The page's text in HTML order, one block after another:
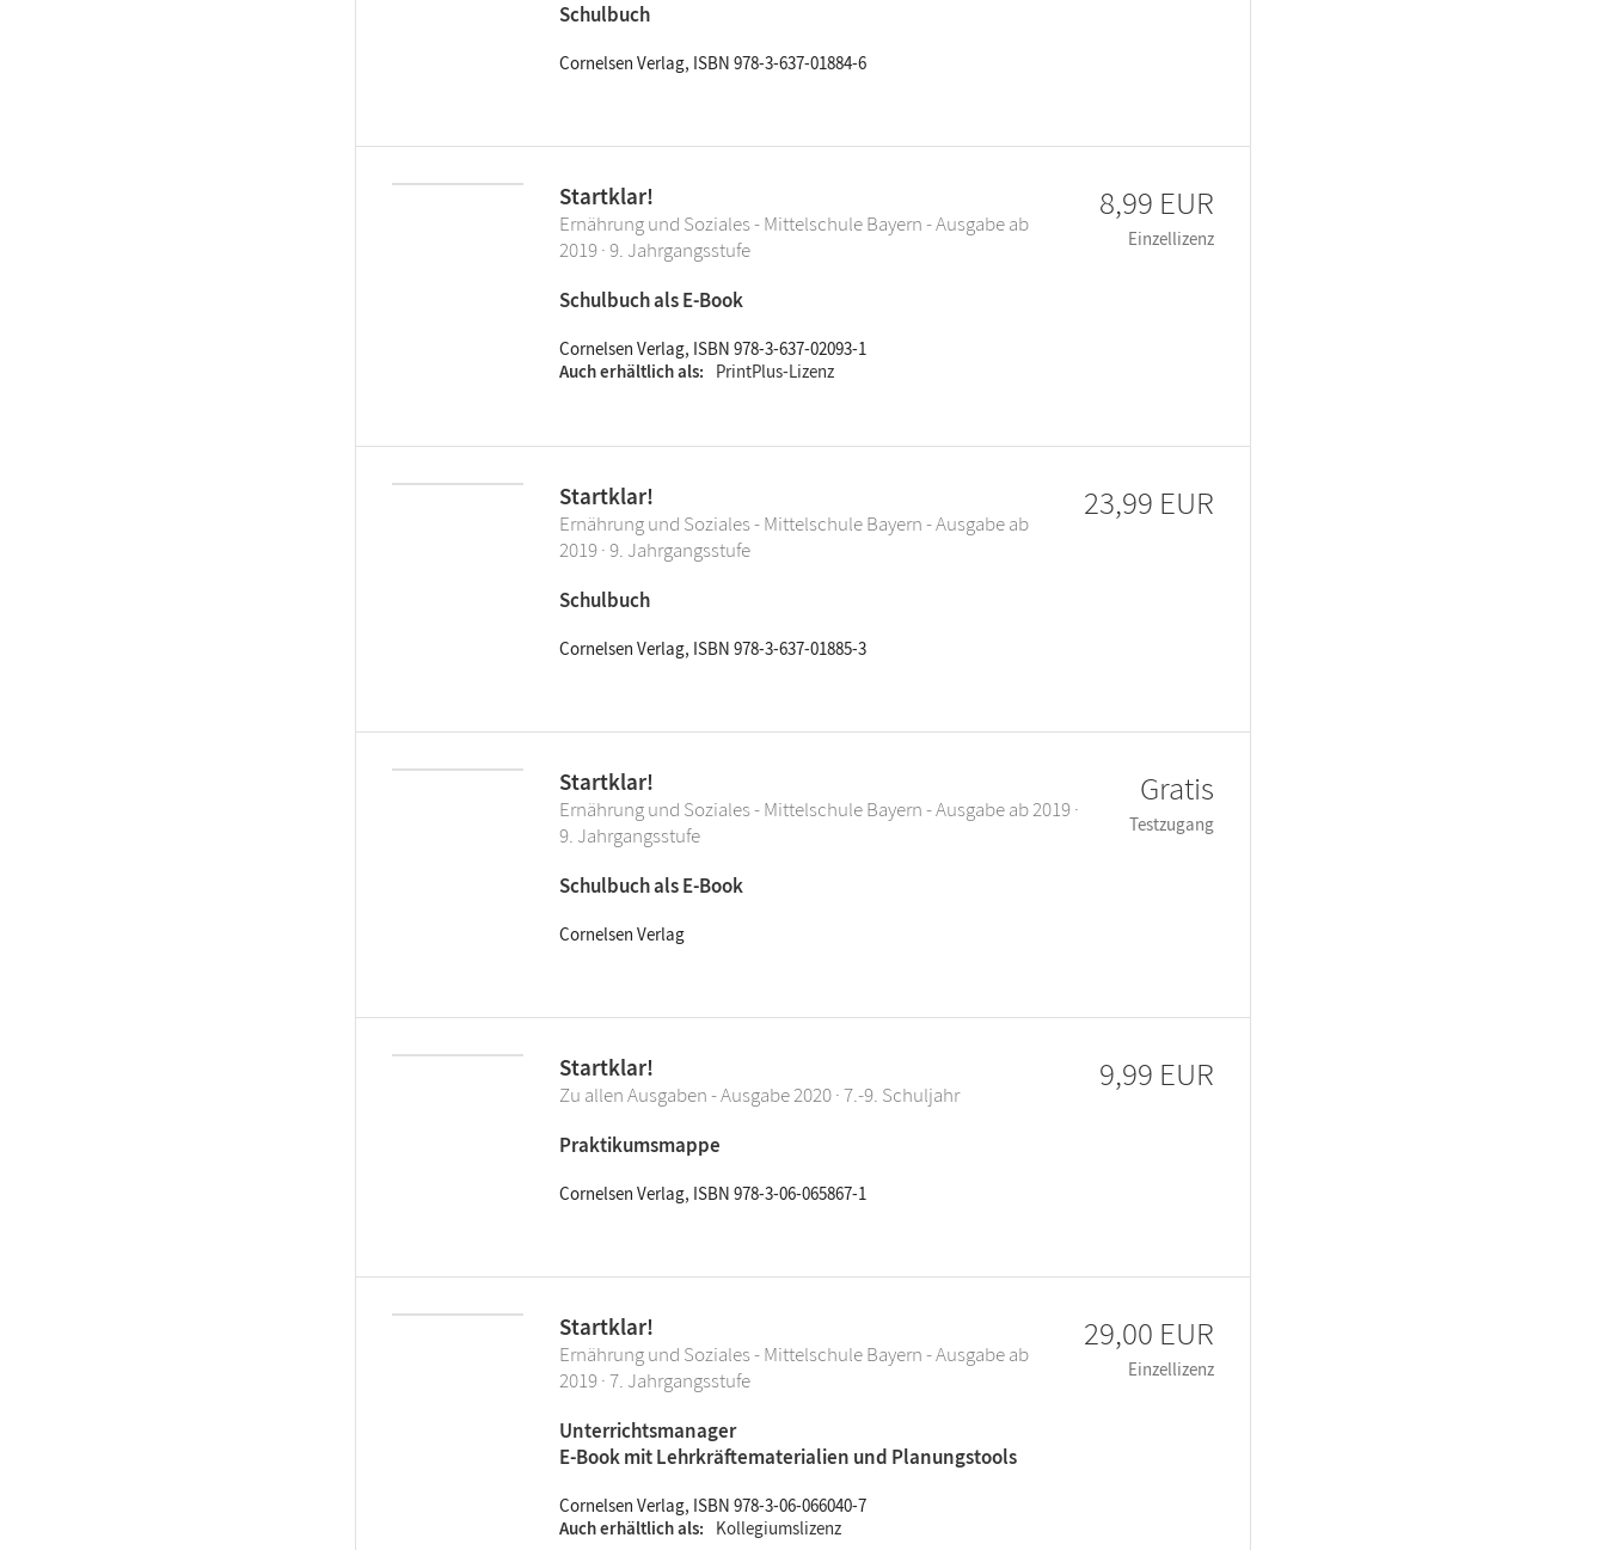
Schulbuch
Cornelsen Verlag, ISBN 978-3-637-01884-6
Startklar!
Ernährung und Soziales - Mittelschule Bayern - Ausgabe ab
2019 · 9. Jahrgangsstufe
Schulbuch als E-Book
Cornelsen Verlag, ISBN 978-3-637-02093-1
Auch erhältlich als
PrintPlus-Lizenz
8,99 EUR
Einzellizenz
Startklar!
Ernährung und Soziales - Mittelschule Bayern - Ausgabe ab
2019 · 9. Jahrgangsstufe
Schulbuch
Cornelsen Verlag, ISBN 978-3-637-01885-3
23,99 EUR
Startklar!
Ernährung und Soziales - Mittelschule Bayern - Ausgabe ab 2019 ·
9. Jahrgangsstufe
Schulbuch als E-Book
Cornelsen Verlag
Gratis
Testzugang
Startklar!
Zu allen Ausgaben - Ausgabe 2020 · 7.-9. Schuljahr
Praktikumsmappe
Cornelsen Verlag, ISBN 978-3-06-065867-1
9,99 EUR
Startklar!
Ernährung und Soziales - Mittelschule Bayern - Ausgabe ab
2019 · 7. Jahrgangsstufe
Unterrichtsmanager
E-Book mit Lehrkräftematerialien und Planungstools
Cornelsen Verlag, ISBN 978-3-06-066040-7
Auch erhältlich als
Kollegiumslizenz
29,00 EUR
Einzellizenz